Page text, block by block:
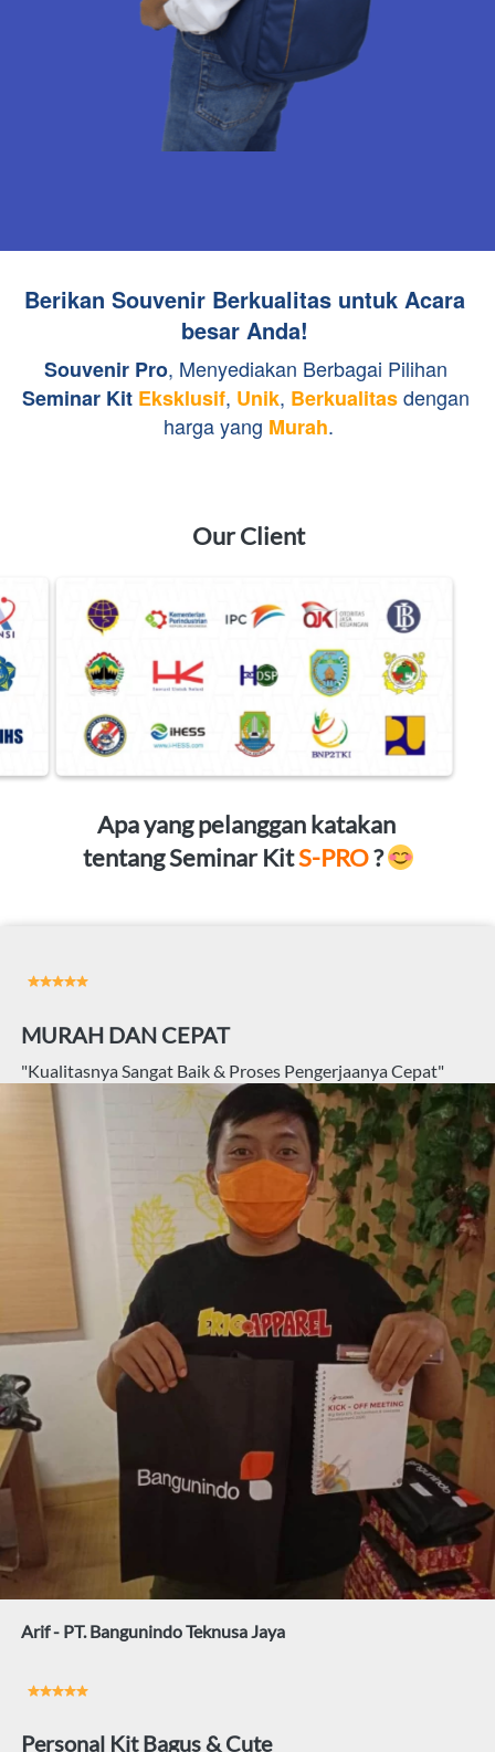
Berikan Souvenir Berkualitas untuk Acara
besar Anda!
Souvenir Pro
Seminar Kit Eksklusif, Unik, Berkualitas dengan
harga yang Murah.
Our Client
Apa yang pelanggan katakan
tentang Seminar Kit S-PRO ?
MURAH DAN CEPAT
"Kualitasnya Sangat Baik & Proses Pengerjaanya Cepat"
Arif - PT. Bangunindo Teknusa Jaya
Personal Kit Bagus & Cute